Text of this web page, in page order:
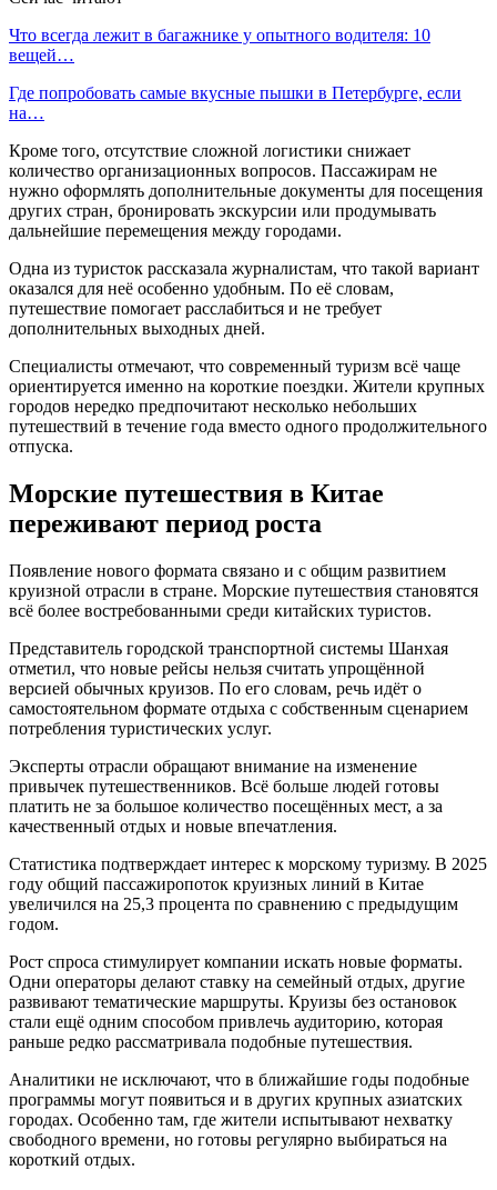
Что всегда лежит в багажнике у опытного водителя: 10
вещей…
Где попробовать самые вкусные пышки в Петербурге, если
на…
Кроме того, отсутствие сложной логистики снижает
количество организационных вопросов. Пассажирам не
нужно оформлять дополнительные документы для посещения
других стран, бронировать экскурсии или продумывать
дальнейшие перемещения между городами.
Одна из туристок рассказала журналистам, что такой вариант
оказался для неё особенно удобным. По её словам,
путешествие помогает расслабиться и не требует
дополнительных выходных дней.
Специалисты отмечают, что современный туризм всё чаще
ориентируется именно на короткие поездки. Жители крупных
городов нередко предпочитают несколько небольших
путешествий в течение года вместо одного продолжительного
отпуска.
Морские путешествия в Китае
переживают период роста
Появление нового формата связано и с общим развитием
круизной отрасли в стране. Морские путешествия становятся
всё более востребованными среди китайских туристов.
Представитель городской транспортной системы Шанхая
отметил, что новые рейсы нельзя считать упрощённой
версией обычных круизов. По его словам, речь идёт о
самостоятельном формате отдыха с собственным сценарием
потребления туристических услуг.
Эксперты отрасли обращают внимание на изменение
привычек путешественников. Всё больше людей готовы
платить не за большое количество посещённых мест, а за
качественный отдых и новые впечатления.
Статистика подтверждает интерес к морскому туризму. В 2025
году общий пассажиропоток круизных линий в Китае
увеличился на 25,3 процента по сравнению с предыдущим
годом.
Рост спроса стимулирует компании искать новые форматы.
Одни операторы делают ставку на семейный отдых, другие
развивают тематические маршруты. Круизы без остановок
стали ещё одним способом привлечь аудиторию, которая
раньше редко рассматривала подобные путешествия.
Аналитики не исключают, что в ближайшие годы подобные
программы могут появиться и в других крупных азиатских
городах. Особенно там, где жители испытывают нехватку
свободного времени, но готовы регулярно выбираться на
короткий отдых.